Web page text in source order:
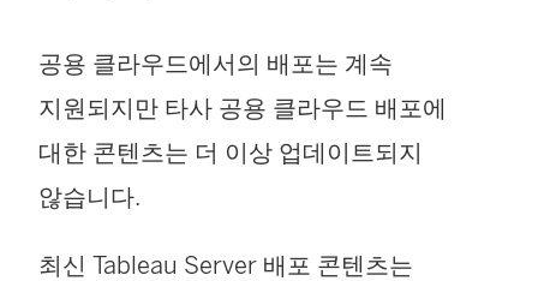
공용 클라우드에서의 배포는 계속
지원되지만 타사 공용 클라우드 배포에
대한 콘텐츠는 더 이상 업데이트되지
않습니다.
최신 Tableau Server 배포 콘텐츠는